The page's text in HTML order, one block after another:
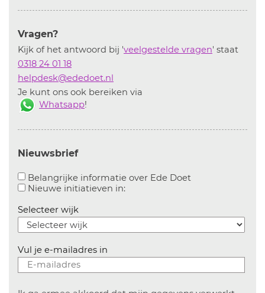
Vragen?
Kijk of het antwoord bij 'veelgestelde vragen' staat
0318 24 01 18
helpdesk@ededoet.nl
Je kunt ons ook bereiken via
Whatsapp!
Nieuwsbrief
Belangrijke informatie over Ede Doet
Nieuwe initiatieven in:Aanvinken om informatie over
Selecteer wijk
Vul je e-mailadres in